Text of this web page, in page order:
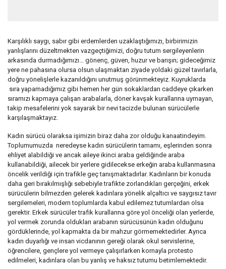
Karşılıklı saygı, sabır gibi erdemlerden uzaklaştığımızı, birbirimizin
yanlışlarını düzeltmekten vazgeçtiğimizi, doğru tutum sergileyenlerin
arkasında durmadığımızı… gönenç, güven, huzur ve barışın; gideceğimiz
yere ne pahasına olursa olsun ulaşmaktan ziyade yoldaki güzel tavırlarla,
doğru yönelişlerle kazanıldığını unutmuş görünmekteyiz. Kuyruklarda
sıra yapamadığımız gibi hemen her gün sokaklardan caddeye çıkarken
sıramızı kapmaya çalışan arabalarla, döner kavşak kurallarına uymayan,
takip mesafelerini yok sayarak bir nevi tacizde bulunan sürücülerle
karşılaşmaktayız.
Kadın sürücü olaraksa işimizin biraz daha zor olduğu kanaatindeyim.
Toplumumuzda neredeyse kadın sürücülerin tamamı, eşlerinden sonra
ehliyet alabildiği ve ancak aileye ikinci araba geldiğinde araba
kullanabildiği, ailecek bir yerlere gidilecekse erkeğin araba kullanmasına
öncelik verildiği için trafikle geç tanışmaktadırlar. Kadınların bir konuda
daha geri bırakılmışlığı sebebiyle trafikte zorlandıkları gerçeğini, erkek
sürücülerin bilmezden gelerek kadınlara yönelik alçaltıcı ve saygısız tavır
sergilemeleri, modern toplumlarda kabul edilemez tutumlardan olsa
gerektir. Erkek sürücüler trafik kurallarına göre yol önceliği olan yerlerde,
yol vermek zorunda oldukları arabanın sürücüsünün kadın olduğunu
gördüklerinde, yol kapmakta da bir mahzur görmemektedirler. Ayrıca
kadın duyarlığı ve insan vicdanının gereği olarak okul servislerine,
öğrencilere, gençlere yol vermeye çalışırlarken kornayla protesto
edilmeleri, kadınlara olan bu yanlış ve haksız tutumu betimlemektedir.